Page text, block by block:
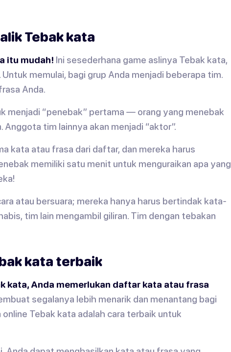
Tebak kata
itu mudah! Ini sesederhana game aslinya Tebak kata,
memulai, bagi grup Anda menjadi beberapa tim.
Anda.
menjadi “penebak” pertama — orang yang menebak
Anggota tim lainnya akan menjadi “aktor”.
kata atau frasa dari daftar, dan mereka harus
memiliki satu menit untuk menguraikan apa yang
atau bersuara; mereka hanya harus bertindak kata-
tim lain mengambil giliran. Tim dengan tebakan
kata terbaik
kata, Anda memerlukan daftar kata atau frasa
segalanya lebih menarik dan menantang bagi
Tebak kata adalah cara terbaik untuk